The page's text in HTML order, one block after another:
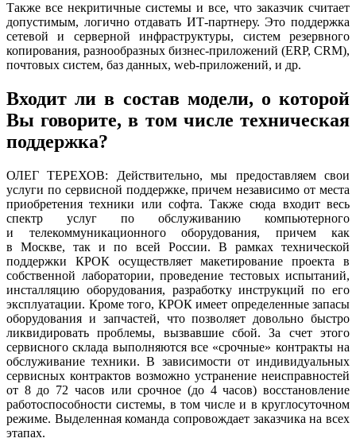
Также все некритичные системы и все, что заказчик считает
допустимым, логично отдавать ИТ-партнеру. Это поддержка
сетевой и серверной инфраструктуры, систем резервного
копирования, разнообразных бизнес-приложений (ERP, CRM),
почтовых систем, баз данных, web-приложений, и др.
Входит ли в состав модели, о которой
Вы говорите, в том числе техническая
поддержка?
ОЛЕГ ТЕРЕХОВ: Действительно, мы предоставляем свои
услуги по сервисной поддержке, причем независимо от места
приобретения техники или софта. Также сюда входит весь
спектр услуг по обслуживанию компьютерного
и телекоммуникационного оборудования, причем как
в Москве, так и по всей России. В рамках технической
поддержки КРОК осуществляет макетирование проекта в
собственной лаборатории, проведение тестовых испытаний,
инсталляцию оборудования, разработку инструкций по его
эксплуатации. Кроме того, КРОК имеет определенные запасы
оборудования и запчастей, что позволяет довольно быстро
ликвидировать проблемы, вызвавшие сбой. За счет этого
сервисного склада выполняются все «срочные» контракты на
обслуживание техники. В зависимости от индивидуальных
сервисных контрактов возможно устранение неисправностей
от 8 до 72 часов или срочное (до 4 часов) восстановление
работоспособности системы, в том числе и в круглосуточном
режиме. Выделенная команда сопровождает заказчика на всех
этапах.